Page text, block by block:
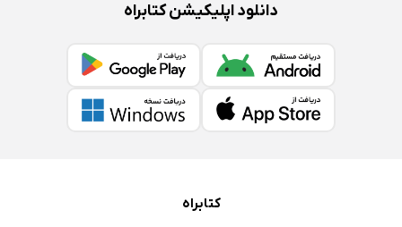
دانلود اپلیکیشن کتابراه
کتابراه